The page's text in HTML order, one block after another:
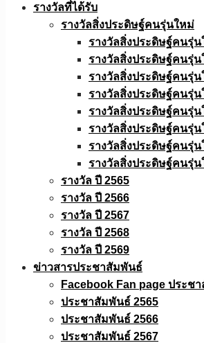
รางวัลที่ได้รับ
รางวัลสิ่งประดิษฐ์คนรุ่นใหม่
รางวัลสิ่งประดิษฐ์คนรุ่น
รางวัลสิ่งประดิษฐ์คนรุ่น
รางวัลสิ่งประดิษฐ์คนรุ่น
รางวัลสิ่งประดิษฐ์คนรุ่น
รางวัลสิ่งประดิษฐ์คนรุ่น
รางวัลสิ่งประดิษฐ์คนรุ่น
รางวัลสิ่งประดิษฐ์คนรุ่น
รางวัลสิ่งประดิษฐ์คนรุ่น
รางวัล ปี 2565
รางวัล ปี 2566
รางวัล ปี 2567
รางวัล ปี 2568
รางวัล ปี 2569
ข่าวสารประชาสัมพันธ์
Facebook Fan page ประช
ประชาสัมพันธ์ 2565
ประชาสัมพันธ์ 2566
ประชาสัมพันธ์ 2567